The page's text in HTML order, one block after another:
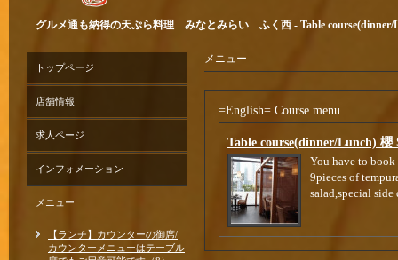
グルメ通も納得の天ぷら料理 みなとみらい ふく西 - Table course(dinner/
メニュー
=English= Course menu
Table course(dinner/Lunch) 櫻
You have to book
9pieces of
salad,special side
トップページ
店舗情報
求人ページ
インフォメーション
メニュー
【ランチ】カウンターの御席/
カウンターメニューはテーブル